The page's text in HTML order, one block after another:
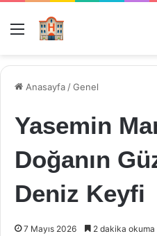
Menü
Anasayfa /Genel
Yasemin
Doğanın
Deniz Keyfi
7 Mayıs 2026 2 dakika okuma